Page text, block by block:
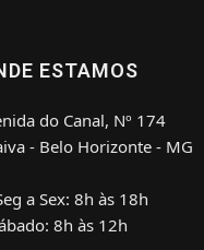
ESTAMOS
do Canal, Nº 174
- Belo Horizonte - MG
a Sex: 8h às 18h
8h às 12h